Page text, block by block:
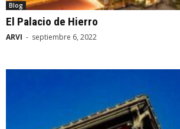
Blog
El Palacio de Hierro
ARVI - septiembre 6, 2022